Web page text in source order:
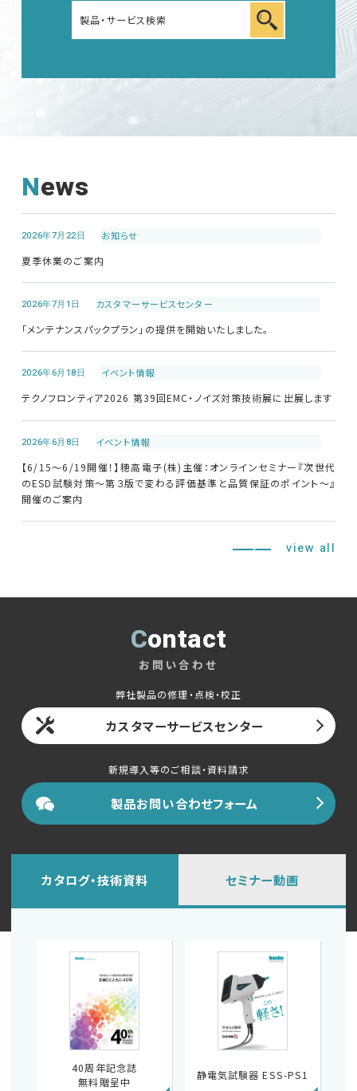
News
2026年7月22日 お知らせ
夏季休業のご案内
2026年7月1日 カスタマーサービスセンター
「メンテナンスパックプラン」の提供を開始いたしました。
2026年6月18日 イベント情報
テクノフロンティア2026 第39回EMC・ノイズ対策技術展に出展します
2026年6月8日 イベント情報
【6/15～6/19開催！】穂高電子(株)主催：オンラインセミナー『次世代
のESD試験対策～第３版で変わる評価基準と品質保証のポイント～』
開催のご案内
view all
Contact
お問い合わせ
弊社製品の修理・点検・校正
カスタマーサービスセンター
新規導入等のご相談・資料請求
製品お問い合わせフォーム
カタログ・技術資料
40周年記念誌
無料贈呈中
静電気試験器 ESS-PS1
セミナー動画